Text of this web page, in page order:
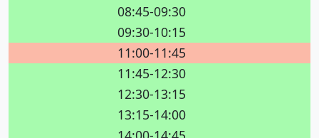
08:45-09:30
09:30-10:15
11:00-11:45
11:45-12:30
12:30-13:15
13:15-14:00